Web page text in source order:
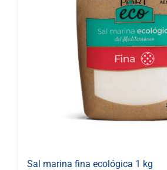
Sal marina fina ecológica 1 kg